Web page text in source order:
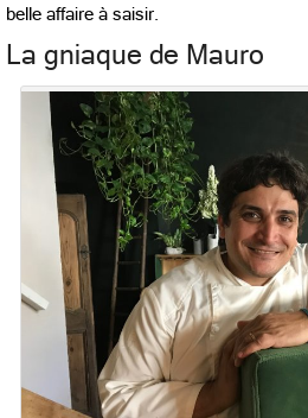
belle affaire à saisir.
La gniaque de Mauro